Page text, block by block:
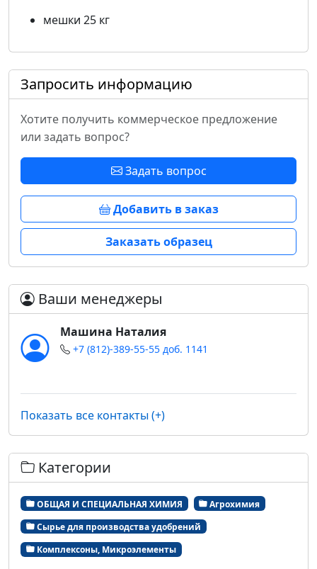
мешки 25 кг
Запросить информацию
Хотите получить коммерческое предложение
или задать вопрос?
Задать вопрос
Добавить в заказ
Заказать образец
Ваши менеджеры
Машина Наталия
+7 (812)-389-55-55 доб. 1141
Показать все контакты (+)
Категории
ОБЩАЯ И СПЕЦИАЛЬНАЯ ХИМИЯ
Агрохимия
Сырье для производства удобрений
Комплексоны, Микроэлементы